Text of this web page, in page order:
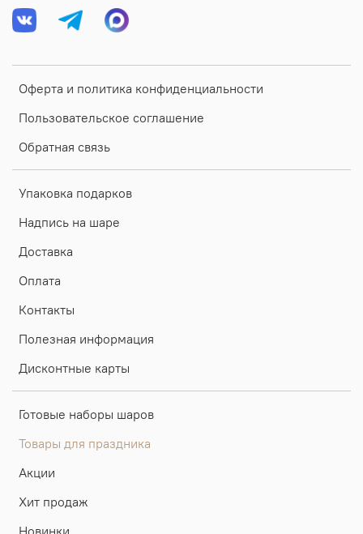
Оферта и политика конфиденциальности
Пользовательское соглашение
Обратная связь
Упаковка подарков
Надпись на шаре
Доставка
Оплата
Контакты
Полезная информация
Дисконтные карты
Готовые наборы шаров
Товары для праздника
Акции
Хит продаж